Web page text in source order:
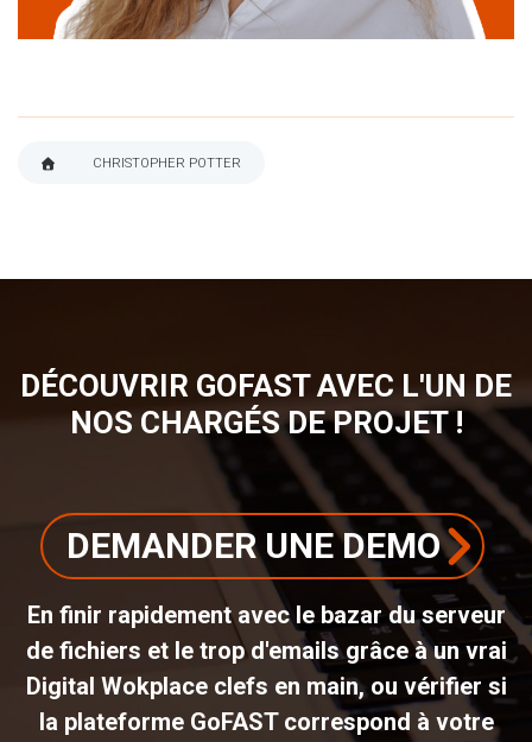
CHRISTOPHER POTTER
DÉCOUVRIR GOFAST AVEC L'UN DE
NOS CHARGÉS DE PROJET !
DEMANDER UNE DEMO
En finir rapidement avec le bazar du serveur
de fichiers et le trop d'emails grâce à un vrai
Digital Wokplace clefs en main, ou vérifier si
la plateforme GoFAST correspond à votre